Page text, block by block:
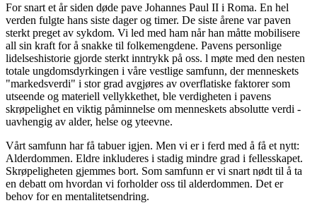
For snart et år siden døde pave Johannes Paul II i Roma. En hel
verden fulgte hans siste dager og timer. De siste årene var paven
sterkt preget av sykdom. Vi led med ham når han måtte mobilisere
all sin kraft for å snakke til folkemengdene. Pavens personlige
lidelseshistorie gjorde sterkt inntrykk på oss. l møte med den nesten
totale ungdomsdyrkingen i våre vestlige samfunn, der menneskets
"markedsverdi" i stor grad avgjøres av overflatiske faktorer som
utseende og materiell vellykkethet, ble verdigheten i pavens
skrøpelighet en viktig påminnelse om menneskets absolutte verdi -
uavhengig av alder, helse og yteevne.
Vårt samfunn har få tabuer igjen. Men vi er i ferd med å få et nytt:
Alderdommen. Eldre inkluderes i stadig mindre grad i fellesskapet.
Skrøpeligheten gjemmes bort. Som samfunn er vi snart nødt til å ta
en debatt om hvordan vi forholder oss til alderdommen. Det er
behov for en mentalitetsendring.